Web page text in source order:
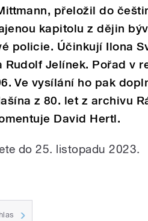
přeložil do
kapitolu z dějin
policie. Účinkují Ilona
Rudolf Jelínek. Pořad v
Ve vysílání ho pak
z 80. let z archivu
David Hertl.
do 25. listopadu 2023.